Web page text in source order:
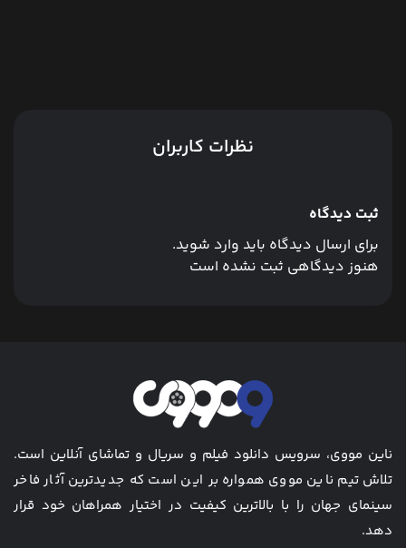
نظرات کاربران
ثبت دیدگاه
برای ارسال دیدگاه باید وارد شوید.
هنوز دیدگاهی ثبت نشده است
ناین مووی، سرویس دانلود فیلم و سریال و تماشای آنلاین است.
تلاش تیم ناین مووی همواره بر این است که جدیدترین آثار فاخر
سینمای جهان را با بالاترین کیفیت در اختیار همراهان خود قرار
دهد.